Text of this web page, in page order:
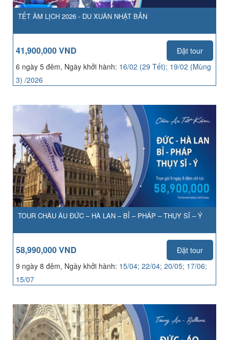
TẾT ÂM LỊCH 2026 - DU XUÂN NHẬT BẢN
41,900,000 VND
Đặt tour
6 ngày 5 đêm, Ngày khởi hành: 16/02 (29 Tết); 19/02 (Mùng
3) /2026
TOUR CHÂU ÂU ĐỨC – HÀ LAN – BỈ – PHÁP – THỤY SĨ – Ý
58,990,000 VND
Đặt tour
9 ngày 8 đêm, Ngày khởi hành: 15/04; 22/04; 20/05; 17/06;
15/07